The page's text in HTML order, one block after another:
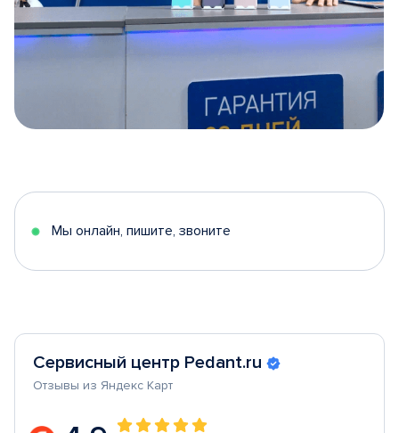
5
Мы онлайн, пишите, звоните
Сервисный центр Pedant.ru
Отзывы из Яндекс Карт